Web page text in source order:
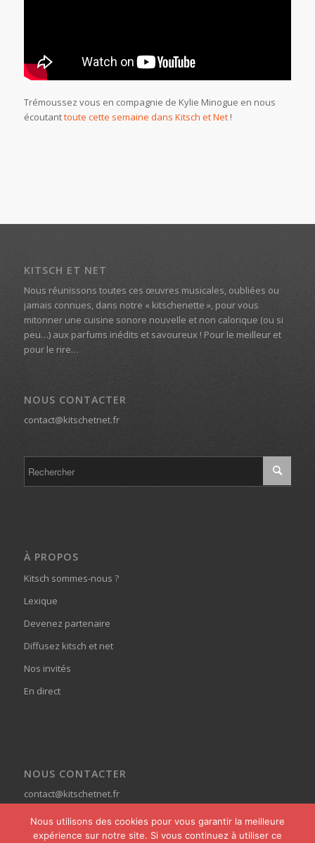
Trémoussez vous en compagnie de Kylie Minogue en nous
écoutanttoute cette semaine dans Kitsch et Net!
KITSCH ET NET
Nous réunissons toutes ces œuvres musicales, oubliées ou
jamais connues, dans notre « kitschenette », pour vous
mitonner une cuisine sonore nouvelle et non calorique (ou si
peu…) aux parfums inédits et savoureux ! Pour le meilleur et
pour le rire…
NOUS CONTACTER
contact@kitschetnet.fr
À PROPOS
Kitsch sommes-nous ?
Lexique
Devenez partenaire
Diffusez kitsch et net
Nos invités
En direct
NOUS CONTACTER
contact@kitschetnet.fr
Nous utilisons des cookies pour vous garantir la meilleure
expérience sur notre site. Si vous continuez à utiliser ce